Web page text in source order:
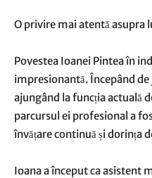
O privire mai atentă asupra
Povestea Ioanei Pintea în
impresionantă. Începând
ajungând la funcția actuală
parcursul ei profesional a
învățare continuă și dorința
Ioana a început ca asistent